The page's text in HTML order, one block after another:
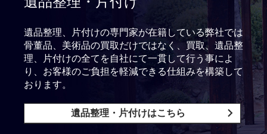
遺品整理、片付けの専門家が在籍している弊社では
骨董品、美術品の買取だけではなく、買取、遺品整
理、片付けの全てを自社にて一貫して行う事によ
り、お客様のご負担を軽減できる仕組みを構築して
おります。
遺品整理・片付けはこちら